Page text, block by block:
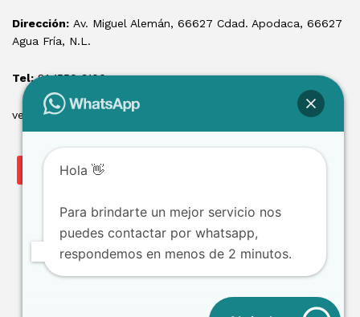
Dirección: Av. Miguel Alemán, 66627 Cdad. Apodaca, 66627
Agua Fría, N.L.
Tel:81 1550 3100
ventas@losmontacargas.mx
Copyright © 2025 Los Montacargas RTE
Hola 👋
Para brindarte un mejor servicio nos
puedes contactar por whatsapp,
respondemos en menos de 2 minutos.